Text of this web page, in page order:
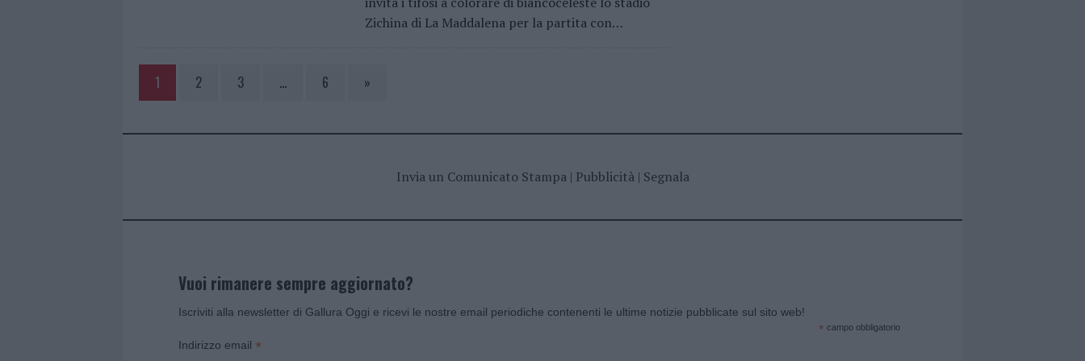
Zichina di La Maddalena per la partita con…
1 2 3 … 6 »
Invia un Comunicato Stampa| Pubblicità| Segnala
Vuoi rimanere sempre aggiornato?
Iscriviti alla newsletter di Gallura Oggi e ricevi le nostre email periodiche contenenti le ultime notizie pubblicate sul sito web!
* campo obbligatorio
Indirizzo email *